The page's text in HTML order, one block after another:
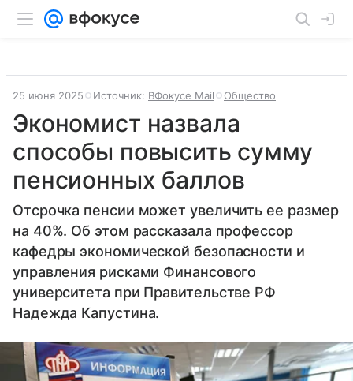
25 июня 2025 Источник: ВФокусе Mail Общество
Экономист назвала
способы повысить сумму
пенсионных баллов
Отсрочка пенсии может увеличить ее размер
на 40%. Об этом рассказала профессор
кафедры экономической безопасности и
управления рисками Финансового
университета при Правительстве РФ
Надежда Капустина.